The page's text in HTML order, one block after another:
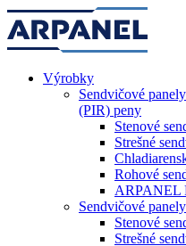
Výrobky
Sendvičové
(PIR) peny
Stenové
Strešné
Rohové
ARPANEL
Sendvičové
Stenové
Strešné